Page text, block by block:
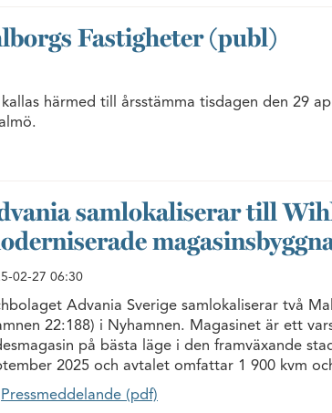
Fastigheter (publ)
härmed till årsstämma tisdagen den 29
samlokaliserar till
02-27 06:30
Advania Sverige samlokaliserar två
22:188) i Nyhamnen. Magasinet är ett
på bästa läge i den framväxande
2025 och avtalet omfattar 1 900 kvm
Pressmeddelande (pdf)